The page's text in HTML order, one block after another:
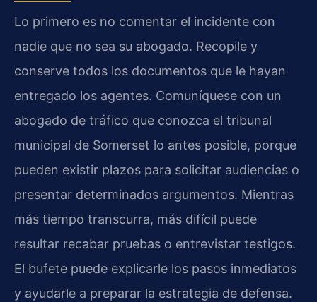
Lo primero es no comentar el incidente con
nadie que no sea su abogado. Recopile y
conserve todos los documentos que le hayan
entregado los agentes. Comuníquese con un
abogado de tráfico que conozca el tribunal
municipal de Somerset lo antes posible, porque
pueden existir plazos para solicitar audiencias o
presentar determinados argumentos. Mientras
más tiempo transcurra, más difícil puede
resultar recabar pruebas o entrevistar testigos.
El bufete puede explicarle los pasos inmediatos
y ayudarle a preparar la estrategia de defensa.